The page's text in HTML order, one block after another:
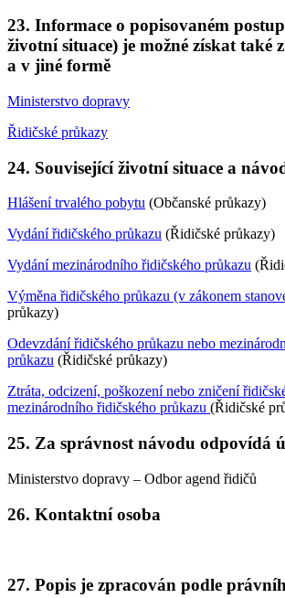
23. Informace o popisovaném
životní situace) je možné získat také
a v jiné formě
Ministerstvo dopravy
Řidičské průkazy
24. Související životní situace a
Hlášení trvalého pobytu (Občanské průkazy)
Vydání řidičského průkazu (Řidičské průkazy)
Vydání mezinárodního řidičského průkazu
Výměna řidičského průkazu (v zákonem
průkazy)
Odevzdání řidičského průkazu nebo
průkazu (Řidičské průkazy)
Ztráta, odcizení, poškození nebo zničení
mezinárodního řidičského průkazu (Řidičské
25. Za správnost návodu odpovídá
Ministerstvo dopravy – Odbor agend řidičů
26. Kontaktní osoba
27. Popis je zpracován podle